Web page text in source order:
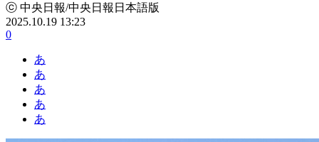
ⓒ 中央日報/中央日報日本語版
2025.10.19 13:23
0
あ
あ
あ
あ
あ